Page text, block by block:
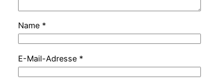
Name *
E-Mail-Adresse *